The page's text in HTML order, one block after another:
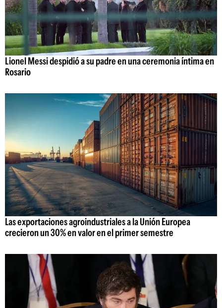
Lionel Messi despidió a su padre en una ceremonia íntima en
Rosario
Las exportaciones agroindustriales a la Unión Europea
crecieron un 30% en valor en el primer semestre